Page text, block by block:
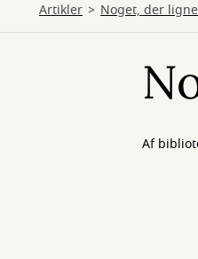
Artikler Noget, der
Af